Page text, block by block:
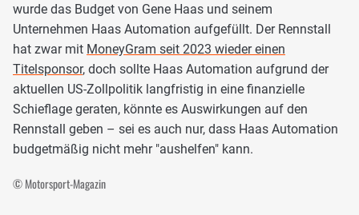
wurde das Budget von Gene Haas und seinem
Unternehmen Haas Automation aufgefüllt. Der Rennstall
hat zwar mit MoneyGram seit 2023 wieder einen
Titelsponsor, doch sollte Haas Automation aufgrund der
aktuellen US-Zollpolitik langfristig in eine finanzielle
Schieflage geraten, könnte es Auswirkungen auf den
Rennstall geben – sei es auch nur, dass Haas Automation
budgetmäßig nicht mehr "aushelfen" kann.
© Motorsport-Magazin